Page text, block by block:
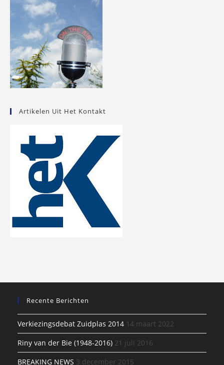
Artikelen Uit Het Kontakt
Recente Berichten
Verkiezingsdebat Zuidplas 2014 14 maart 2022
Riny van der Bie (1948-2016) 21 juli 2016
BREAKING NEWS 3 december 2015